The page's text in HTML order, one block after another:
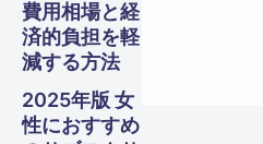
費用相場と経
済的負担を軽
減する方法
2025年版 女
性におすすめ